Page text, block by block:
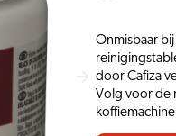
Onmisbaar
door Cafiza
Volg voor de